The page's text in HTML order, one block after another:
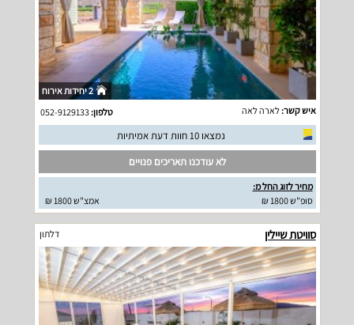
2 יחידות אירוח
איש קשר:לארה לאה טלפון:052-9129133
נמצאו 10 חוות דעת אמיתיות
לא עודכנו תאריכים פנויים
מחיר לזוג החל מ:
סופ"ש 1800 ₪
אמצ"ש 1800 ₪
סוויטת שיילין דלתון